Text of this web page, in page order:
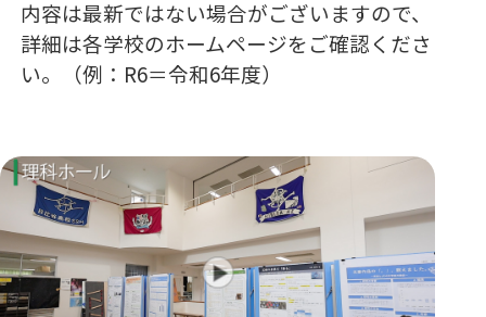
内容は最新ではない場合がございますので、
詳細は各学校のホームページをご確認くださ
い。（例：R6＝令和6年度）